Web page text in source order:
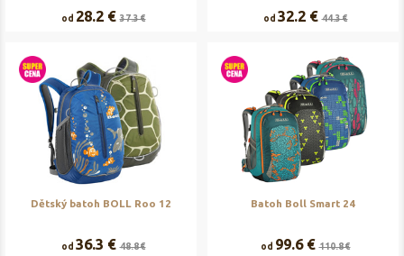
od 28.2 € 37.3 € od 32.2 € 44.3 €
Dětský batoh BOLL Roo 12
od 36.3 € 48.8 €
Batoh Boll Smart 24
od 99.6 € 110.8 €